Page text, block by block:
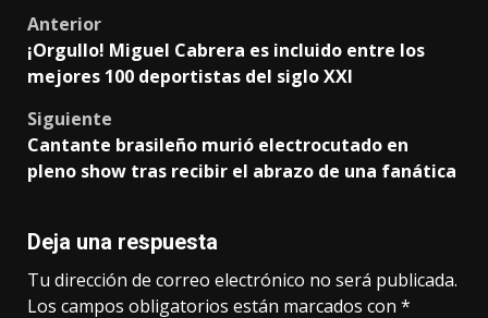
Post
navigation
Anterior
¡Orgullo! Miguel Cabrera es incluido entre los
mejores 100 deportistas del siglo XXI
Siguiente
Cantante brasileño murió electrocutado en
pleno show tras recibir el abrazo de una fanática
Deja una respuesta
Tu dirección de correo electrónico no será publicada.
Los campos obligatorios están marcados con *